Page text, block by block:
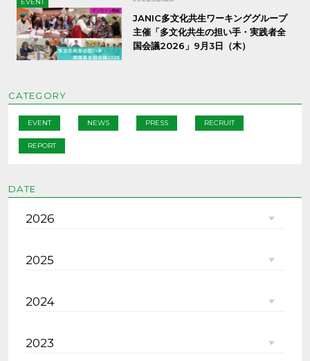
JANIC多文化共生ワーキンググループ
主催「多文化共生の担い手・実践者全
国会議2026」9月3日（木）
CATEGORY
EVENT NEWS PRESS RECRUIT
REPORT
DATE
2026
2025
2024
2023